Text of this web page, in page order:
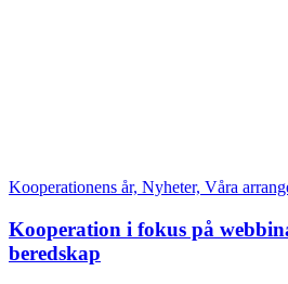
Kooperationens år, Nyheter, Våra
Kooperation i fokus på
beredskap